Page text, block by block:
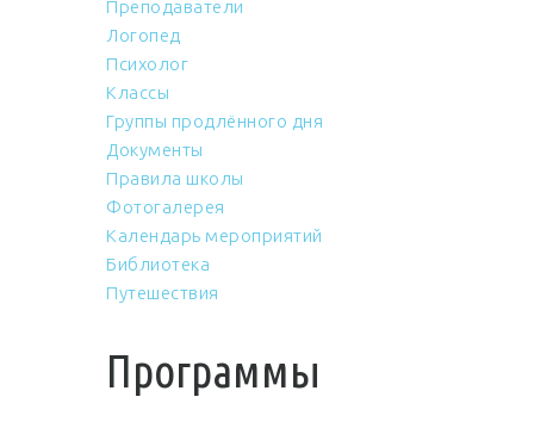
Преподаватели
Логопед
Психолог
Классы
Группы продлённого дня
Документы
Правила школы
Фотогалерея
Календарь мероприятий
Библиотека
Путешествия
Программы